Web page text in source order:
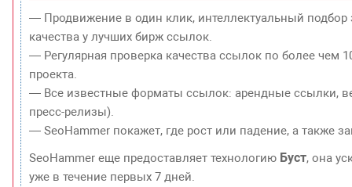
— Продвижение в один клик, интеллектуальный
качества у лучших бирж ссылок.
— Регулярная проверка качества ссылок по более чем
проекта.
— Все известные форматы ссылок: арендные ссылки,
пресс-релизы).
— SeoHammer покажет, где рост или падение, а также
SeoHammer еще предоставляет технологию Буст, она
уже в течение первых 7 дней.